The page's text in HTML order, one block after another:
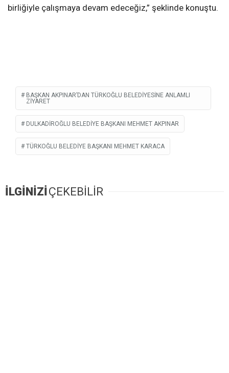
birliğiyle çalışmaya devam edeceğiz,” şeklinde konuştu.
BAŞKAN AKPINAR’DAN TÜRKOĞLU BELEDIYESINE ANLAMLI
ZIYARET
DULKADIROĞLU BELEDIYE BAŞKANI MEHMET AKPINAR
TÜRKOĞLU BELEDIYE BAŞKANI MEHMET KARACA
İLGİNİZİÇEKEBİLİR